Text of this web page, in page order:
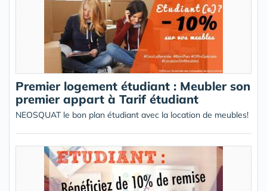
Premier logement étudiant : Meubler son
premier appart à Tarif étudiant
NEOSQUAT le bon plan étudiant avec la location de meubles!